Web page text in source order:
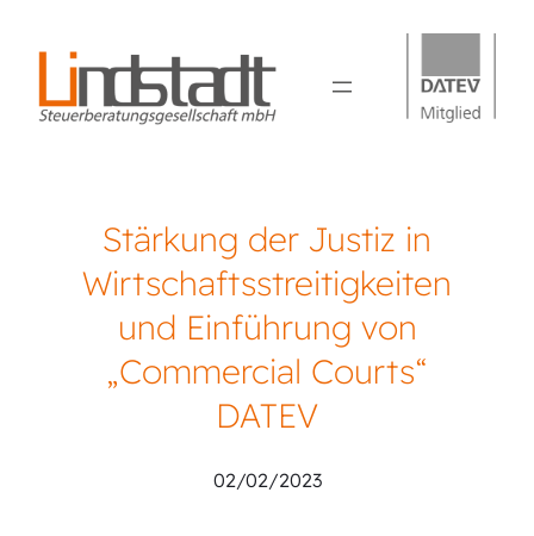
Stärkung der Justiz in
Wirtschaftsstreitigkeiten
und Einführung von
„Commercial Courts“
DATEV
02/02/2023